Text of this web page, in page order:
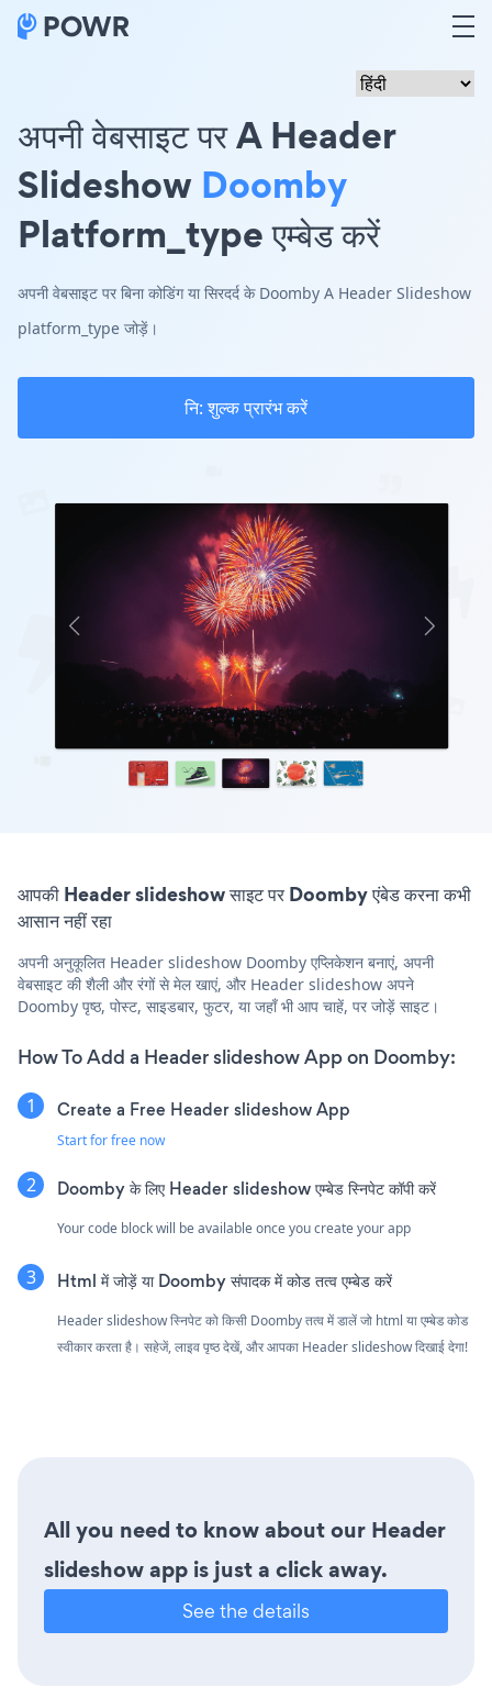
अपनी वेबसाइट पर A Header
Slideshow Doomby
Platform_type एम्बेड करें
अपनी वेबसाइट पर बिना कोडिंग या सिरदर्द के Doomby A Header Slideshow
platform_type जोड़ें।
नि: शुल्क प्रारंभ करें
आपकी Header slideshow साइट पर Doomby एंबेड करना कभी
आसान नहीं रहा
अपनी अनुकूलित Header slideshow Doomby एप्लिकेशन बनाएं, अपनी
वेबसाइट की शैली और रंगों से मेल खाएं, और Header slideshow अपने
Doomby पृष्ठ, पोस्ट, साइडबार, फुटर, या जहाँ भी आप चाहें, पर जोड़ें साइट।
How To Add a Header slideshow App on Doomby:
Create a Free Header slideshow App
Start for free now
Doomby के लिए Header slideshow एम्बेड स्निपेट कॉपी करें
Your code block will be available once you create your app
Html में जोड़ें या Doomby संपादक में कोड तत्व एम्बेड करें
Header slideshow स्निपेट को किसी Doomby तत्व में डालें जो html या एम्बेड कोड
स्वीकार करता है। सहेजें, लाइव पृष्ठ देखें, और आपका Header slideshow दिखाई देगा!
All you need to know about our Header
slideshow app is just a click away.
See the details